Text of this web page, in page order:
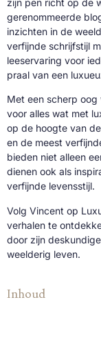
zijn pen richt op de
gerenommeerde
inzichten in de
verfijnde schrijfstijl
leeservaring voor
praal van een
Met een scherp
voor alles wat met
op de hoogte van
en de meest
bieden niet alleen
dienen ook als
verfijnde levensstijl.
Volg Vincent op
verhalen te
door zijn
weelderig leven.
Inhoud